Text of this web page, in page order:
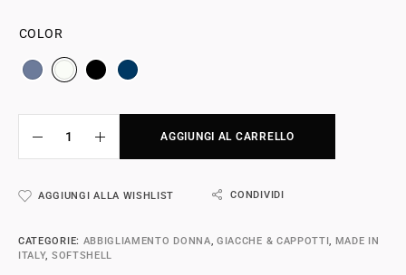
COLOR
AGGIUNGI AL CARRELLO
AGGIUNGI ALLA WISHLIST CONDIVIDI
CATEGORIE: ABBIGLIAMENTO DONNA, GIACCHE & CAPPOTTI, MADE IN
ITALY, SOFTSHELL